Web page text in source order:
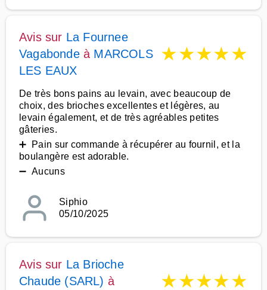
Avis sur La Fournee
Vagabondeà MARCOLS
LES EAUX
★★★★★
De très bons pains au levain, avec beaucoup de
choix, des brioches excellentes et légères, au
levain également, et de très agréables petites
gâteries.
➕ Pain sur commande à récupérer au fournil, et la
boulangère est adorable.
➖ Aucuns
Siphio
05/10/2025
Avis sur La Brioche
Chaude (SARL) à ★★★★★